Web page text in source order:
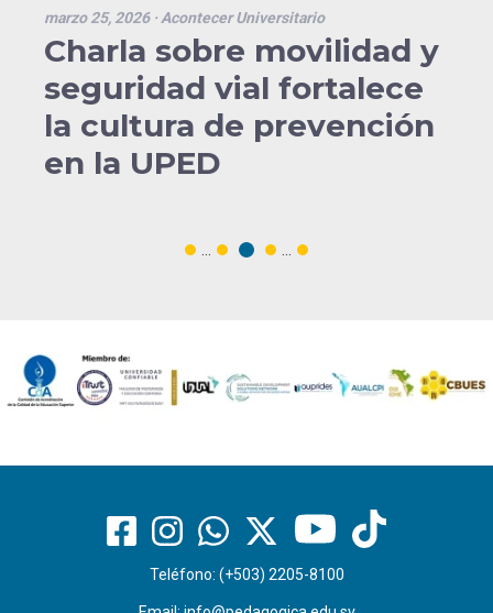
marzo 25, 2026· Acontecer Universitario
Charla sobre movilidad y
seguridad vial fortalece
la cultura de prevención
en la UPED
... ...
Teléfono: (+503) 2205-8100